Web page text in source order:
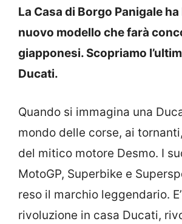
La Casa di Borgo Panigale
nuovo modello che farà
giapponesi. Scopriamo
Ducati.
Quando si immagina una
mondo delle corse, ai
del mitico motore Desmo. I
MotoGP, Superbike e
reso il marchio leggendario.
rivoluzione in casa Ducati,